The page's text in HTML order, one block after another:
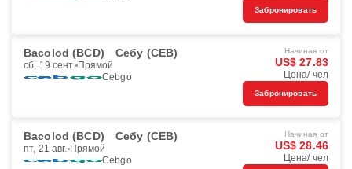
Забронировать
Bacolod (BCD) Себу (CEB)
сб, 19 сент. Прямой
Cebgo
Начиная от
US$ 27.83
Цена/ чел
Забронировать
Bacolod (BCD) Себу (CEB)
пт, 21 авг. Прямой
Cebgo
Начиная от
US$ 28.46
Цена/ чел